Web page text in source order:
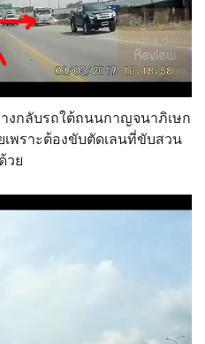
งกลับรถใต้ถนนกาญจนาภิเษก
พราะต้องขับตัดเลนที่ขับสวน
วย